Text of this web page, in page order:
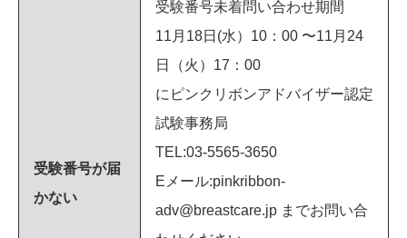
受験番号が届
かない
受験番号未着問い合わせ期間
11月18日(水）10：00 〜11月24
日（火）17：00
にピンクリボンアドバイザー認定
試験事務局
TEL:03-5565-3650
Eメール:pinkribbon-
adv@breastcare.jp までお問い合